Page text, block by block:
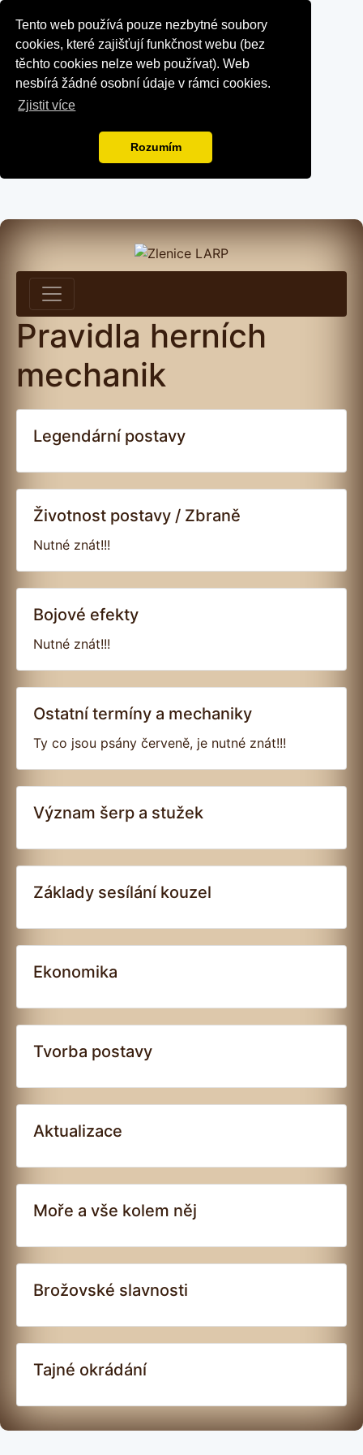
Tento web používá pouze nezbytné soubory
cookies, které zajišťují funkčnost webu (bez
těchto cookies nelze web používat). Web
nesbírá žádné osobní údaje v rámci cookies.
Zjistit více
Rozumím
Pravidla herních
mechanik
Legendární postavy
Životnost postavy / Zbraně
Nutné znát!!!
Bojové efekty
Nutné znát!!!
Ostatní termíny a mechaniky
Ty co jsou psány červeně, je nutné znát!!!
Význam šerp a stužek
Základy sesílání kouzel
Ekonomika
Tvorba postavy
Aktualizace
Moře a vše kolem něj
Brožovské slavnosti
Tajné okrádání